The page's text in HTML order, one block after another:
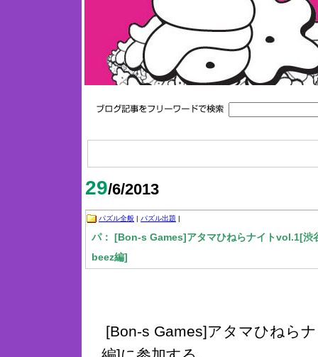
29/6/2013
パズル全般 | パズル出題 |
パ： [Bon-s Games]アタマひねらナイトvol.1[渋
beez編]
[Bon-s Games]アタマひねら